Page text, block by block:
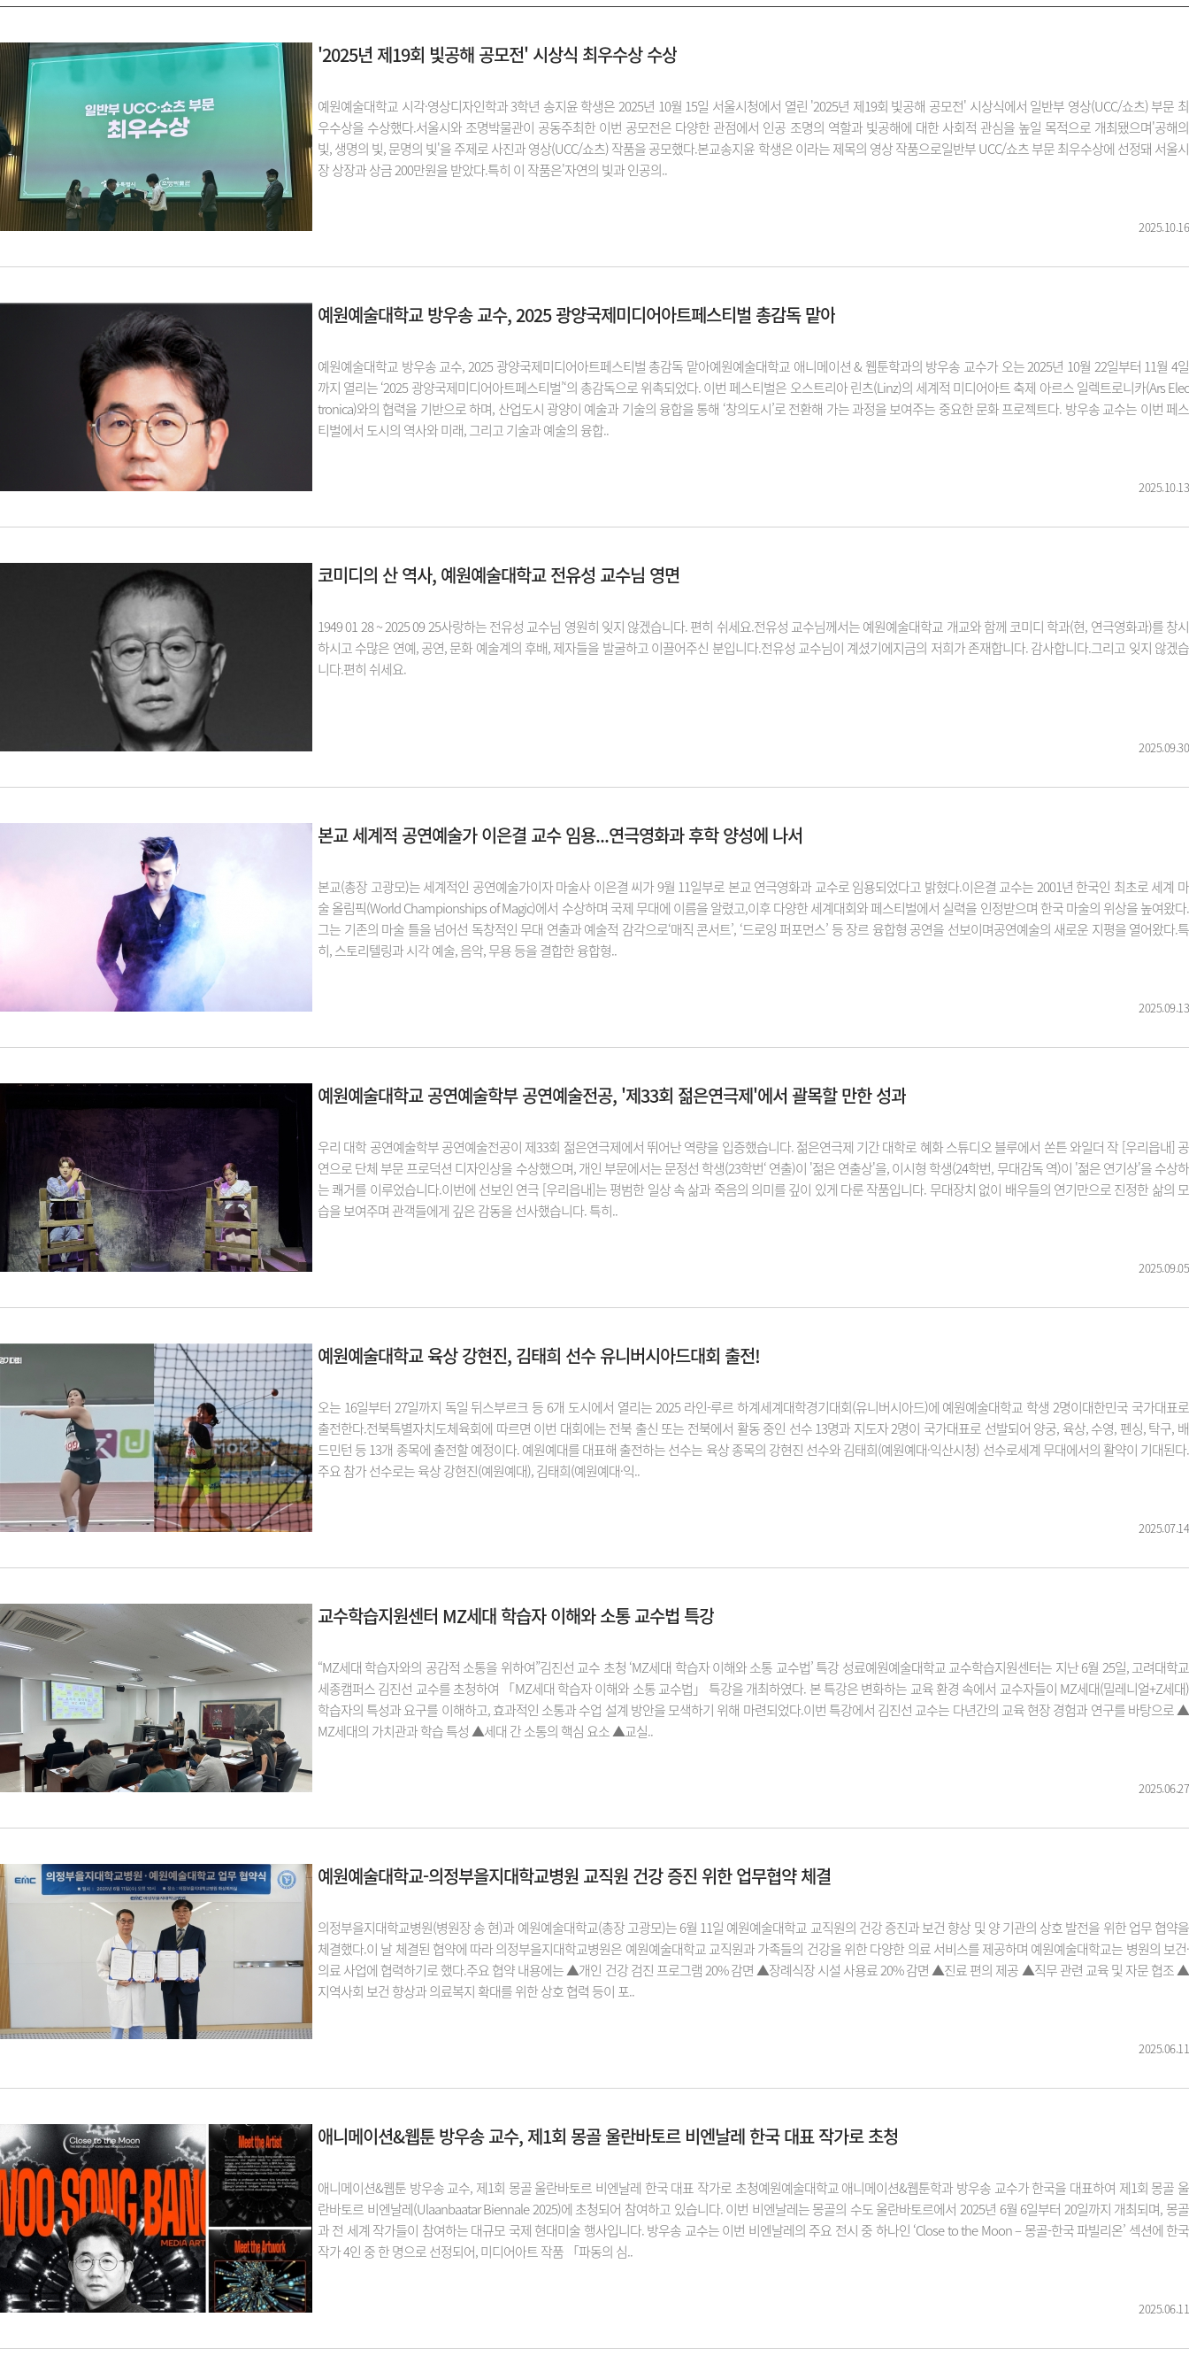
'2025년 제19회 빛공해 공모전' 시상식 최우수상 수상
예원예술대학교 시각·영상디자인학과 3학년 송지윤 학생은 2025년 10월 15일 서울시청에서 열린 '2025년 제19회 빛공해 공모전' 시상식에서 일반부 영상(UCC/쇼츠) 부문 최
우수상을 수상했다.서울시와 조명박물관이 공동주최한 이번 공모전은 다양한 관점에서 인공 조명의 역할과 빛공해에 대한 사회적 관심을 높일 목적으로 개최됐으며'공해의
빛, 생명의 빛, 문명의 빛'을 주제로 사진과 영상(UCC/쇼츠) 작품을 공모했다.본교송지윤 학생은 이라는 제목의 영상 작품으로일반부 UCC/쇼츠 부문 최우수상에 선정돼 서울시
장 상장과 상금 200만원을 받았다.특히 이 작품은'자연의 빛과 인공의..
2025.10.16
예원예술대학교 방우송 교수, 2025 광양국제미디어아트페스티벌 총감독 맡아
예원예술대학교 방우송 교수, 2025 광양국제미디어아트페스티벌 총감독 맡아예원예술대학교 애니메이션 & 웹툰학과의 방우송 교수가 오는 2025년 10월 22일부터 11월 4일
까지 열리는 ‘2025 광양국제미디어아트페스티벌’‘의 총감독으로 위촉되었다. 이번 페스티벌은 오스트리아 린츠(Linz)의 세계적 미디어아트 축제 아르스 일렉트로니카(Ars Elec
tronica)와의 협력을 기반으로 하며, 산업도시 광양이 예술과 기술의 융합을 통해 ‘창의도시’로 전환해 가는 과정을 보여주는 중요한 문화 프로젝트다. 방우송 교수는 이번 페스
티벌에서 도시의 역사와 미래, 그리고 기술과 예술의 융합..
2025.10.13
코미디의 산 역사, 예원예술대학교 전유성 교수님 영면
1949 01 28 ~ 2025 09 25사랑하는 전유성 교수님 영원히 잊지 않겠습니다. 편히 쉬세요.전유성 교수님께서는 예원예술대학교 개교와 함께 코미디 학과(현, 연극영화과)를 창시
하시고 수많은 연예, 공연, 문화 예술계의 후배, 제자들을 발굴하고 이끌어주신 분입니다.전유성 교수님이 계셨기에지금의 저희가 존재합니다. 감사합니다.그리고 잊지 않겠습
니다.편히 쉬세요.
2025.09.30
본교 세계적 공연예술가 이은결 교수 임용...연극영화과 후학 양성에 나서
본교(총장 고광모)는 세계적인 공연예술가이자 마술사 이은결 씨가 9월 11일부로 본교 연극영화과 교수로 임용되었다고 밝혔다.이은결 교수는 2001년 한국인 최초로 세계 마
술 올림픽(World Championships of Magic)에서 수상하며 국제 무대에 이름을 알렸고,이후 다양한 세계대회와 페스티벌에서 실력을 인정받으며 한국 마술의 위상을 높여왔다.
그는 기존의 마술 틀을 넘어선 독창적인 무대 연출과 예술적 감각으로‘매직 콘서트’, ‘드로잉 퍼포먼스’ 등 장르 융합형 공연을 선보이며공연예술의 새로운 지평을 열어왔다.특
히, 스토리텔링과 시각 예술, 음악, 무용 등을 결합한 융합형..
2025.09.13
예원예술대학교 공연예술학부 공연예술전공, '제33회 젊은연극제'에서 괄목할 만한 성과
우리 대학 공연예술학부 공연예술전공이 제33회 젊은연극제에서 뛰어난 역량을 입증했습니다. 젊은연극제 기간 대학로 혜화 스튜디오 블루에서 쏜튼 와일더 작 [우리읍내] 공
연으로 단체 부문 프로덕션 디자인상을 수상했으며, 개인 부문에서는 문정선 학생(23학번‘ 연출)이 '젊은 연출상'을, 이시형 학생(24학번, 무대감독 역)이 '젊은 연기상'을 수상하
는 쾌거를 이루었습니다.이번에 선보인 연극 [우리읍내]는 평범한 일상 속 삶과 죽음의 의미를 깊이 있게 다룬 작품입니다. 무대장치 없이 배우들의 연기만으로 진정한 삶의 모
습을 보여주며 관객들에게 깊은 감동을 선사했습니다. 특히..
2025.09.05
예원예술대학교 육상 강현진, 김태희 선수 유니버시아드대회 출전!
오는 16일부터 27일까지 독일 뒤스부르크 등 6개 도시에서 열리는 2025 라인-루르 하계세계대학경기대회(유니버시아드)에 예원예술대학교 학생 2명이대한민국 국가대표로
출전한다.전북특별자치도체육회에 따르면 이번 대회에는 전북 출신 또는 전북에서 활동 중인 선수 13명과 지도자 2명이 국가대표로 선발되어 양궁, 육상, 수영, 펜싱, 탁구, 배
드민턴 등 13개 종목에 출전할 예정이다. 예원예대를 대표해 출전하는 선수는 육상 종목의 강현진 선수와 김태희(예원예대·익산시청) 선수로세계 무대에서의 활약이 기대된다.
주요 참가 선수로는 육상 강현진(예원예대), 김태희(예원예대·익..
2025.07.14
교수학습지원센터 MZ세대 학습자 이해와 소통 교수법 특강
“MZ세대 학습자와의 공감적 소통을 위하여”김진선 교수 초청 ‘MZ세대 학습자 이해와 소통 교수법’ 특강 성료예원예술대학교 교수학습지원센터는 지난 6월 25일, 고려대학교
세종캠퍼스 김진선 교수를 초청하여 「MZ세대 학습자 이해와 소통 교수법」 특강을 개최하였다. 본 특강은 변화하는 교육 환경 속에서 교수자들이 MZ세대(밀레니얼+Z세대)
학습자의 특성과 요구를 이해하고, 효과적인 소통과 수업 설계 방안을 모색하기 위해 마련되었다.이번 특강에서 김진선 교수는 다년간의 교육 현장 경험과 연구를 바탕으로 ▲
MZ세대의 가치관과 학습 특성 ▲세대 간 소통의 핵심 요소 ▲교실..
2025.06.27
예원예술대학교-의정부을지대학교병원 교직원 건강 증진 위한 업무협약 체결
의정부을지대학교병원(병원장 송 현)과 예원예술대학교(총장 고광모)는 6월 11일 예원예술대학교 교직원의 건강 증진과 보건 향상 및 양 기관의 상호 발전을 위한 업무 협약을
체결했다.이 날 체결된 협약에 따라 의정부을지대학교병원은 예원예술대학교 교직원과 가족들의 건강을 위한 다양한 의료 서비스를 제공하며 예원예술대학교는 병원의 보건·
의료 사업에 협력하기로 했다.주요 협약 내용에는 ▲개인 건강 검진 프로그램 20% 감면 ▲장례식장 시설 사용료 20% 감면 ▲진료 편의 제공 ▲직무 관련 교육 및 자문 협조 ▲
지역사회 보건 향상과 의료복지 확대를 위한 상호 협력 등이 포..
2025.06.11
애니메이션&웹툰 방우송 교수, 제1회 몽골 울란바토르 비엔날레 한국 대표 작가로 초청
애니메이션&웹툰 방우송 교수, 제1회 몽골 울란바토르 비엔날레 한국 대표 작가로 초청예원예술대학교 애니메이션&웹툰학과 방우송 교수가 한국을 대표하여 제1회 몽골 울
란바토르 비엔날레(Ulaanbaatar Biennale 2025)에 초청되어 참여하고 있습니다. 이번 비엔날레는 몽골의 수도 울란바토르에서 2025년 6월 6일부터 20일까지 개최되며, 몽골
과 전 세계 작가들이 참여하는 대규모 국제 현대미술 행사입니다. 방우송 교수는 이번 비엔날레의 주요 전시 중 하나인 ‘Close to the Moon – 몽골-한국 파빌리온’ 섹션에 한국
작가 4인 중 한 명으로 선정되어, 미디어아트 작품 「파동의 심..
2025.06.11